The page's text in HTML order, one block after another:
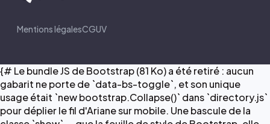
Mentions légalesCGUV
{# Le bundle JS de Bootstrap (81 Ko) a été retiré : aucun
gabarit ne porte de `data-bs-toggle`, et son unique
usage était `new bootstrap.Collapse()` dans `directory.js`
pour déplier le fil d'Ariane sur mobile. Une bascule de la